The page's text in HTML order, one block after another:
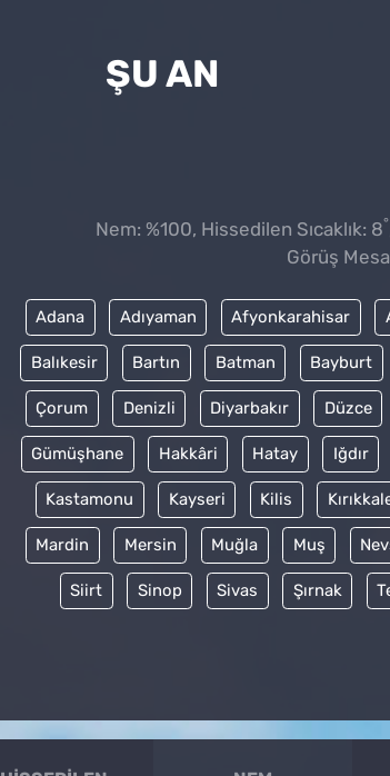
ŞU AN
Nem: %100, Hissedilen Sıcaklık: 8°
Görüş
Adana Adıyaman Afyonkarahisar
Balıkesir Bartın Batman Bayburt
Çorum Denizli Diyarbakır Düzce
Gümüşhane Hakkâri Hatay Iğdır
Kastamonu Kayseri Kilis
Mardin Mersin Muğla Muş
Siirt Sinop Sivas Şırnak